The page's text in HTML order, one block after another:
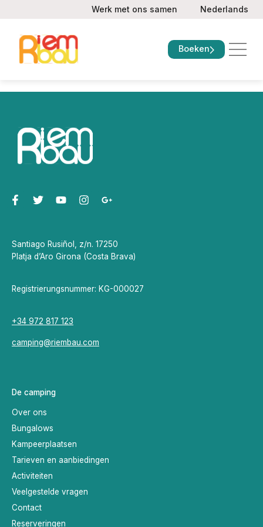
Werk met ons samen Nederlands
Boeken
Santiago Rusiñol, z/n. 17250
Platja d’Aro Girona (Costa Brava)
Registrierungsnummer: KG-000027
+34 972 817 123
camping@riembau.com
De camping
Over ons
Bungalows
Kampeerplaatsen
Tarieven en aanbiedingen
Activiteiten
Veelgestelde vragen
Contact
Reserveringen